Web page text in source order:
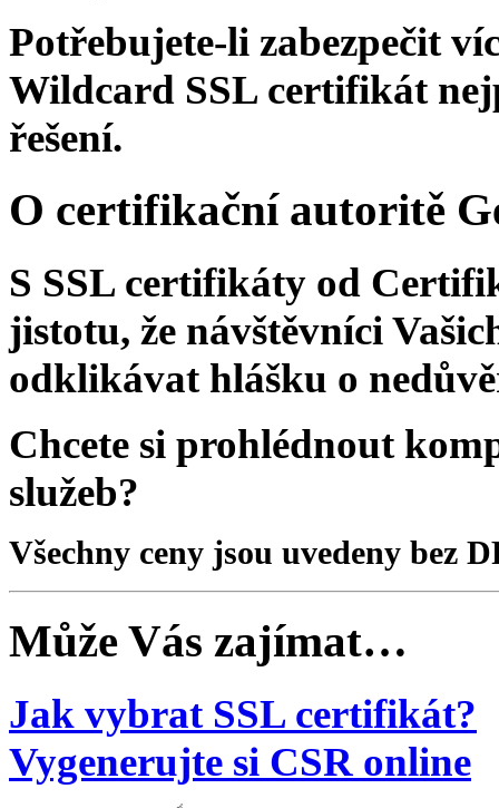
Potřebujete-li zabezpečit
Wildcard SSL certifikát
řešení.
O certifikační autoritě
S SSL certifikáty od
jistotu, že návštěvníci
odklikávat hlášku o
Chcete si prohlédnout
služeb?
Všechny ceny jsou uvedeny bez
Může Vás zajímat…
Jak vybrat SSL certifikát?
Vygenerujte si CSR online